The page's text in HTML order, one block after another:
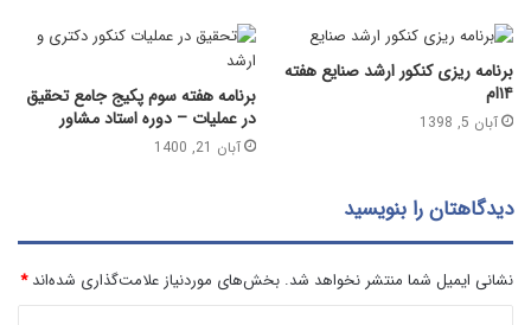
برنامه ریزی کنکور ارشد صنایع هفته
۱۴ام
آبان 5, 1398
برنامه هفته سوم پکیج جامع تحقیق
در عملیات – دوره استاد مشاور
آبان 21, 1400
دیدگاهتان را بنویسید
نشانی ایمیل شما منتشر نخواهد شد. بخش‌های موردنیاز علامت‌گذاری شده‌اند*